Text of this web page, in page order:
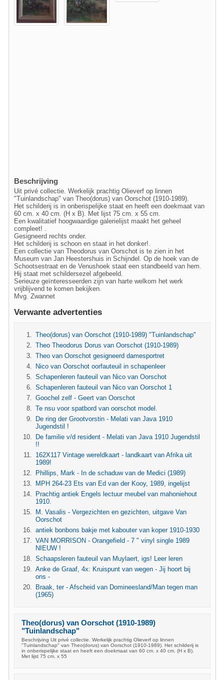
Beschrijving
Uit privé collectie. Werkelijk prachtig Olieverf op linnen
"Tuinlandschap" van Theo(dorus) van Oorschot (1910-1989).
Het schilderij is in onberispelijke staat en heeft een doekmaat van
60 cm. x 40 cm. (H x B). Met lijst 75 cm. x 55 cm.
Een kwalitatief hoogwaardige galerielijst maakt het geheel
compleet! .
Gesigneerd rechts onder.
Het schilderij is schoon en staat in het donker!.
Een collectie van Theodorus van Oorschot is te zien in het
Museum van Jan Heestershuis in Schijndel. Op de hoek van de
Schootsestraat en de Venushoek staat een standbeeld van hem.
Hij staat met schildersezel afgebeeld.
Serieuze geïnteresseerden zijn van harte welkom het werk
vrijblijvend te komen bekijken.
Mvg. Zwannet
Verwante advertenties
Theo(dorus) van Oorschot (1910-1989) "Tuinlandschap"
Theo Theodorus Dorus van Oorschot (1910-1989)
Theo van Oorschot gesigneerd damesportret
Nico van Oorschot oorfauteuil in schapenleer
Schapenleren fauteuil van Nico van Oorschot
Schapenleren fauteuil van Nico van Oorschot 1
Goochel zelf - Geert van Oorschot
Te nsu voor spatbord van oorschot model.
De ring der Grootvorstin - Melati van Java 1910
Jugendstil !
De familie v/d resident - Melati van Java 1910 Jugendstil
!!
162X117 Vintage wereldkaart - landkaart van Afrika uit
1989!
Phillips, Mark - In de schaduw van de Medici (1989)
MPH 264-23 Ets van Ed van der Kooy, 1989, ingelijst
Prachtig antiek Engels lectuur meubel van mahoniehout
1910.
M. Vasalis - Vergezichten en gezichten, uitgave Van
Oorschot
antiek bonbons bakje met kabouter van koper 1910-1930
VAN MORRISON - Orangefield - 7 " vinyl single 1989
NIEUW !
Schaapsleren fauteuil van Muylaert, igs! Leer leren
Anke de Graaf, 4x: Kruispunt van wegen - Jij hoort bij
ons -
Braak, ter - Afscheid van Domineesland/Man tegen man
(1965)
Theo(dorus) van Oorschot (1910-1989)
"Tuinlandschap"
Beschrijving Uit privé collectie. Werkelijk prachtig Olieverf op linnen
"Tuinlandschap" van Theo(dorus) van Oorschot (1910-1989). Het schilderij is
in onberispelijke staat en heeft een doekmaat van 60 cm. x 40 cm. (H x B).
Met lijst 75 cm. x 55